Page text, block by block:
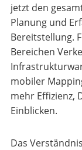
jetzt den
Planung und
Bereitstellung.
Bereichen
mobiler
mehr Effizienz,
Einblicken.
Das